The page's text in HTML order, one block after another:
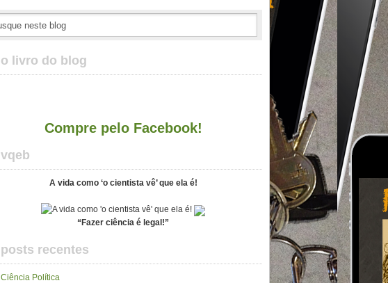
o livro do blog
Compre pelo Facebook!
vqeb
A vida como ‘o cientista vê’ que ela é!
“Fazer ciência é legal!”
posts recentes
Ciência Política